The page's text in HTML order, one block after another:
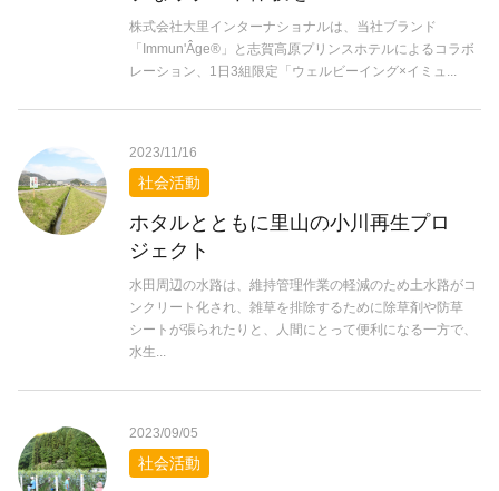
株式会社大里インターナショナルは、当社ブランド
「Immun'Âge®︎」と志賀高原プリンスホテルによるコラボ
レーション、1日3組限定「ウェルビーイング×イミュ...
2023/11/16
社会活動
ホタルとともに里山の小川再生プロ
ジェクト
水田周辺の水路は、維持管理作業の軽減のため土水路がコ
ンクリート化され、雑草を排除するために除草剤や防草
シートが張られたりと、人間にとって便利になる一方で、
水生...
2023/09/05
社会活動